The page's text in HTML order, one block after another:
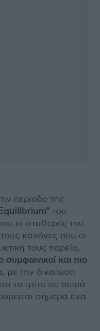
περίοδο της
του
οι σταθερές του
κανόνες που οι
τους πορεία,
συμφωνικοί και πιο
με την δικαίωση
το τρίτο σε σειρά
σήμερα ένα